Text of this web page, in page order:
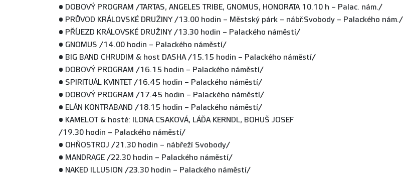
• DOBOVÝ PROGRAM /TARTAS, ANGELES TRIBE, GNOMUS, HONORATA 10.10 h – Palac. nám./
• PRŮVOD KRÁLOVSKÉ DRUŽINY /13.00 hodin – Městský párk – nábř.Svobody – Palackého nám./
• PŘÍJEZD KRÁLOVSKÉ DRUŽINY /13.30 hodin – Palackého náměstí/
• GNOMUS /14.00 hodin – Palackého náměstí/
• BIG BAND CHRUDIM & host DASHA /15.15 hodin – Palackého náměstí/
• DOBOVÝ PROGRAM /16.15 hodin – Palackého náměstí/
• SPIRITUÁL KVINTET /16.45 hodin – Palackého náměstí/
• DOBOVÝ PROGRAM /17.45 hodin – Palackého náměstí/
• ELÁN KONTRABAND /18.15 hodin – Palackého náměstí/
• KAMELOT & hosté: ILONA CSAKOVÁ, LÁĎA KERNDL, BOHUŠ JOSEF
/19.30 hodin – Palackého náměstí/
• OHŇOSTROJ /21.30 hodin – nábřeží Svobody/
• MANDRAGE /22.30 hodin – Palackého náměstí/
• NAKED ILLUSION /23.30 hodin – Palackého náměstí/